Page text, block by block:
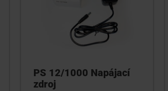
PS 12/1000 Napájací
zdroj